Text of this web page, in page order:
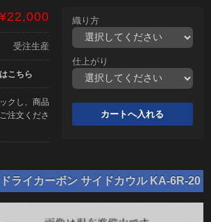
¥22,000
受注生産
こちら
クし、商品
注文くださ
織り方
仕上がり
ライカーボン サイドカウル KA-6R-20